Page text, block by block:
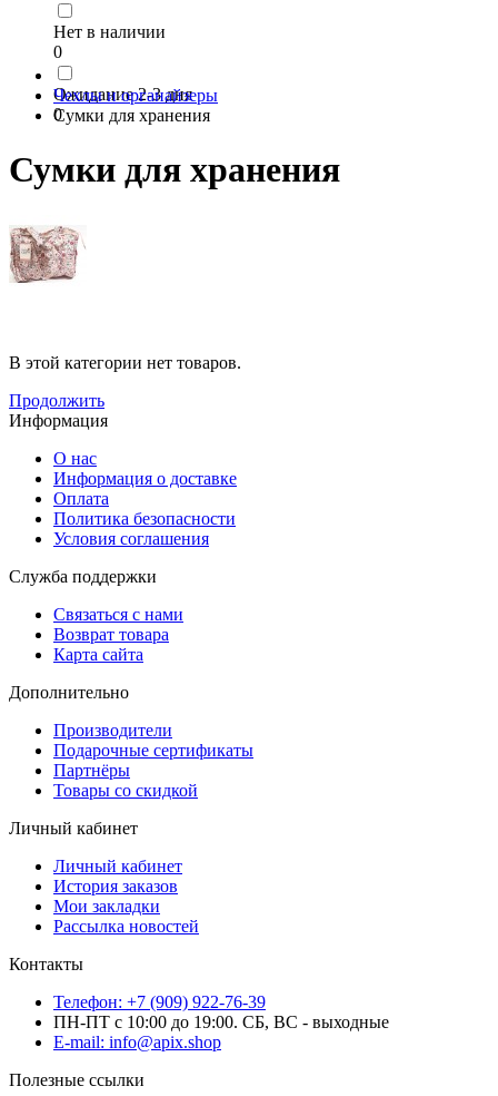
Нет в наличии
0
Ожидание 2-3 дня
0
Чехлы и органайзеры
Сумки для хранения
Сумки для хранения
В этой категории нет товаров.
Продолжить
Информация
О нас
Информация о доставке
Оплата
Политика безопасности
Условия соглашения
Служба поддержки
Связаться с нами
Возврат товара
Карта сайта
Дополнительно
Производители
Подарочные сертификаты
Партнёры
Товары со скидкой
Личный кабинет
Личный кабинет
История заказов
Мои закладки
Рассылка новостей
Контакты
Телефон: +7 (909) 922-76-39
ПН-ПТ с 10:00 до 19:00. СБ, ВС - выходные
E-mail: info@apix.shop
Полезные ссылки